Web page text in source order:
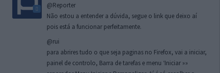
@Reporter
Não estou a entender a dúvida, segue o link que deixo aí
pois está a funcionar perfeitamente.
@rui
para abrires tudo o que seja paginas no Firefox, vai a iniciar,
painel de controlo, Barra de tarefas e menu ‘Iniciar »»